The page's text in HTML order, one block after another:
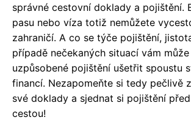
správné cestovní doklady a pojištění.
pasu nebo víza totiž nemůžete
zahraničí. A co se týče pojištění,
případě nečekaných situací vám
uzpůsobené pojištění ušetřit spoustu
financí. Nezapomeňte si tedy pečlivě
své doklady a sjednat si pojištění
cestou!